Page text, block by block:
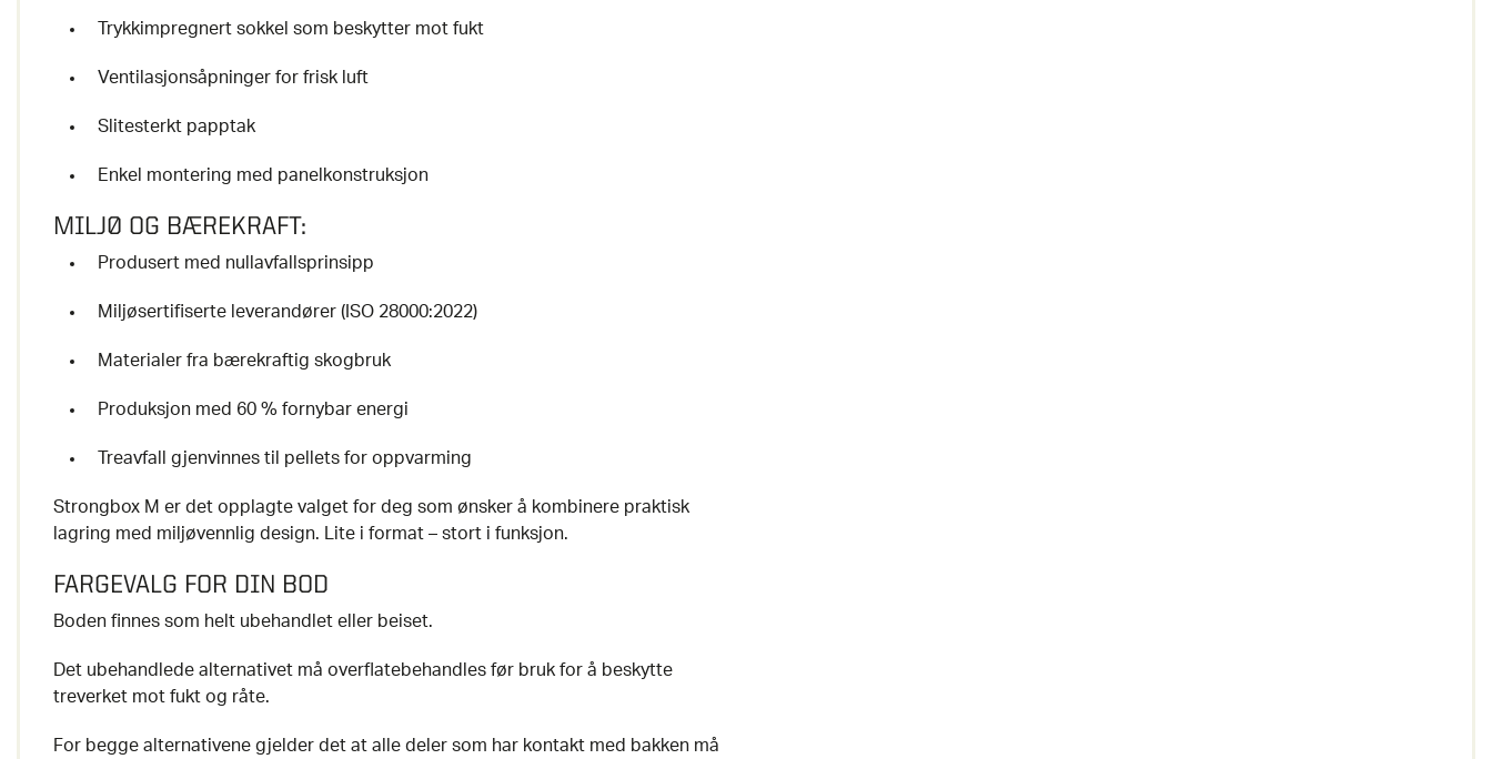
Trykkimpregnert sokkel som beskytter mot fukt
Ventilasjonsåpninger for frisk luft
Slitesterkt papptak
Enkel montering med panelkonstruksjon
MILJØ OG BÆREKRAFT:
Produsert med nullavfallsprinsipp
Miljøsertifiserte leverandører (ISO 28000:2022)
Materialer fra bærekraftig skogbruk
Produksjon med 60 % fornybar energi
Treavfall gjenvinnes til pellets for oppvarming
Strongbox M er det opplagte valget for deg som ønsker å kombinere praktisk
lagring med miljøvennlig design. Lite i format – stort i funksjon.
FARGEVALG FOR DIN BOD
Boden finnes som helt ubehandlet eller beiset.
Det ubehandlede alternativet må overflatebehandles før bruk for å beskytte
treverket mot fukt og råte.
For begge alternativene gjelder det at alle deler som har kontakt med bakken må